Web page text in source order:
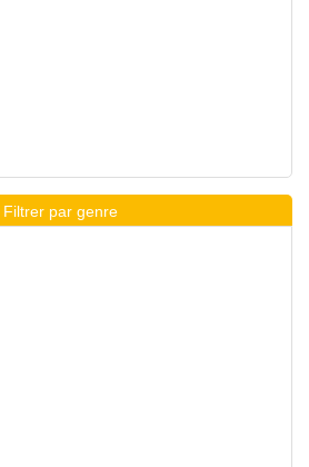
Filtrer par genre